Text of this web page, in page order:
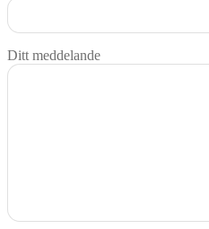
Ditt meddelande